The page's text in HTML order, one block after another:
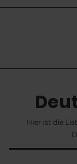
Hier ist die